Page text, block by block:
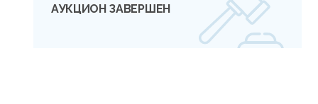
АУКЦИОН ЗАВЕРШЕН